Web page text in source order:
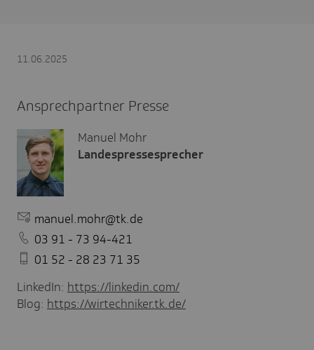
11.06.2025
Ansprechpartner Presse
Manuel Mohr
Landespressesprecher
manuel.mohr@tk.de
03 91 - 73 94-421
01 52 - 28 23 71 35
LinkedIn: https://linkedin.com/
Blog: https://wirtechniker.tk.de/